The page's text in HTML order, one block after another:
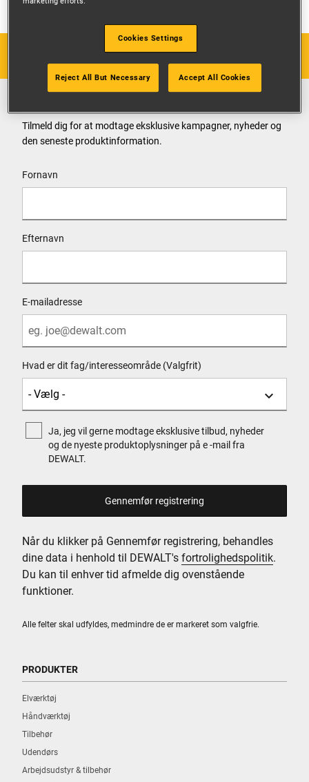
Alle felter skal udfyldes, medmindre de er markeret som valgfrie.
Tilmeld dig for at modtage eksklusive kampagner, nyheder og
den seneste produktinformation.
Fornavn
Efternavn
E-mailadresse
Hvad er dit fag/interesseområde (Valgfrit)
Ja, jeg vil gerne modtage eksklusive tilbud, nyheder
og de nyeste produktoplysninger på e -mail fra
DEWALT.
Når du klikker på Gennemfør registrering, behandles
dine data i henhold til DEWALT's fortrolighedspolitik.
Du kan til enhver tid afmelde dig ovenstående
funktioner.
PRODUKTER
Elværktøj
Håndværktøj
Tilbehør
Udendørs
Arbejdsudstyr & tilbehør
Cookies Settings
Reject All But Necessary Accept All Cookies